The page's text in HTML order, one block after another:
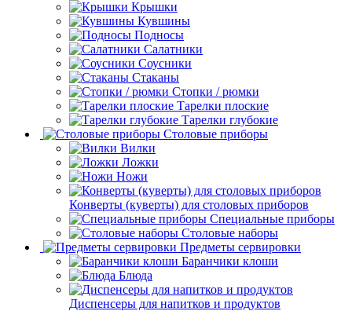
Крышки
Кувшины
Подносы
Салатники
Соусники
Стаканы
Стопки / рюмки
Тарелки плоские
Тарелки глубокие
Столовые приборы
Вилки
Ложки
Ножи
Конверты (куверты) для столовых приборов
Специальные приборы
Столовые наборы
Предметы сервировки
Баранчики клоши
Блюда
Диспенсеры для напитков и продуктов